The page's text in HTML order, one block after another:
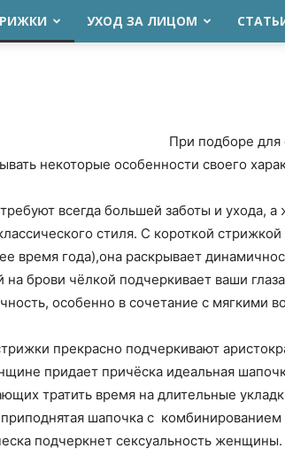
УХОД ЗА ЛИЦОМ
При подборе
некоторые особенности своего
всегда большей заботы и ухода, а
стиля. С короткой
время года),она раскрывает
брови чёлкой подчеркивает ваши
особенно в сочетание с мягкими
прекрасно подчеркивают
придает причёска идеальная
тратить время на длительные
шапочка с
подчеркнет сексуальность женщины.